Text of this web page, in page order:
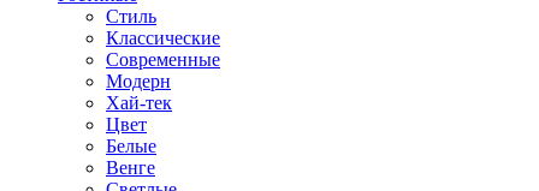
Стиль
Классические
Современные
Модерн
Хай-тек
Цвет
Белые
Венге